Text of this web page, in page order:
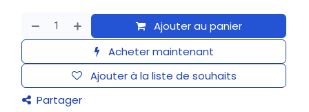
Ajouter au panier
Acheter maintenant
Ajouter à la liste de souhaits
Partager